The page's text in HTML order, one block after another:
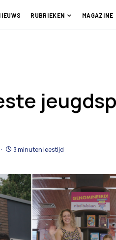
RUBRIEKEN MAGAZINE
3 minuten leestijd